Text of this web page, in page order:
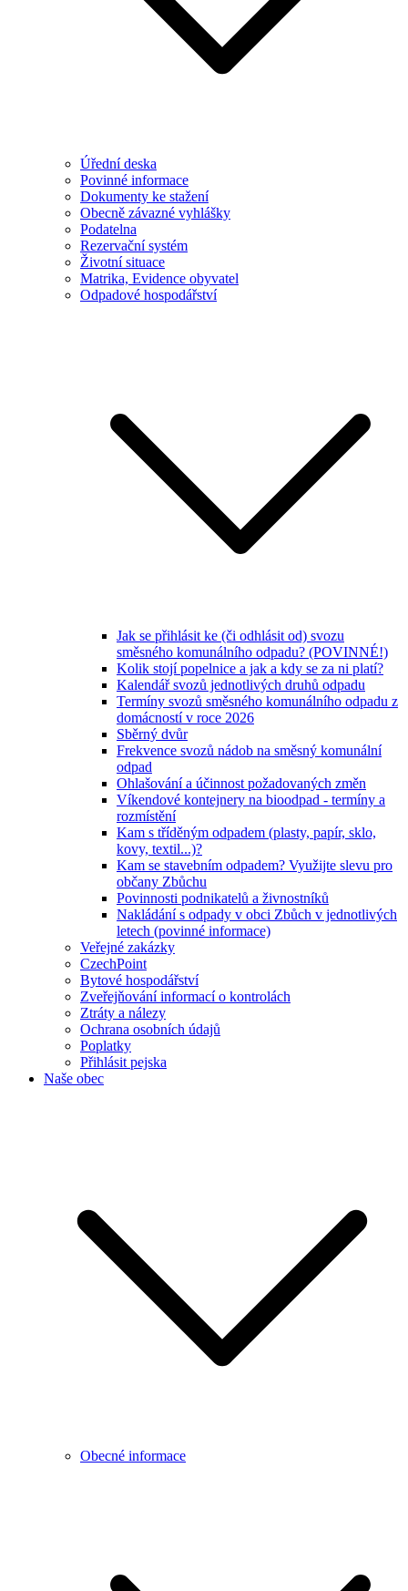
Úřední deska
Povinné informace
Dokumenty ke stažení
Obecně závazné vyhlášky
Podatelna
Rezervační systém
Životní situace
Matrika, Evidence obyvatel
Odpadové hospodářství
Jak se přihlásit ke (či odhlásit od) svozu
směsného komunálního odpadu? (POVINNÉ!)
Kolik stojí popelnice a jak a kdy se za ni platí?
Kalendář svozů jednotlivých druhů odpadu
Termíny svozů směsného komunálního odpadu z
domácností v roce 2026
Sběrný dvůr
Frekvence svozů nádob na směsný komunální
odpad
Ohlašování a účinnost požadovaných změn
Víkendové kontejnery na bioodpad - termíny a
rozmístění
Kam s tříděným odpadem (plasty, papír, sklo,
kovy, textil...)?
Kam se stavebním odpadem? Využijte slevu pro
občany Zbůchu
Povinnosti podnikatelů a živnostníků
Nakládání s odpady v obci Zbůch v jednotlivých
letech (povinné informace)
Veřejné zakázky
CzechPoint
Bytové hospodářství
Zveřejňování informací o kontrolách
Ztráty a nálezy
Ochrana osobních údajů
Poplatky
Přihlásit pejska
Naše obec
Obecné informace